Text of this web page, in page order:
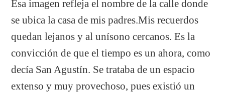
Esa imagen refleja el nombre de la calle donde
se ubica la casa de mis padres.Mis recuerdos
quedan lejanos y al unísono cercanos. Es la
convicción de que el tiempo es un ahora, como
decía San Agustín. Se trataba de un espacio
extenso y muy provechoso, pues existió un